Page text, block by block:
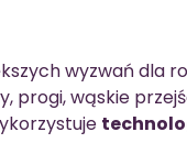
wyzwań dla
progi, wąskie